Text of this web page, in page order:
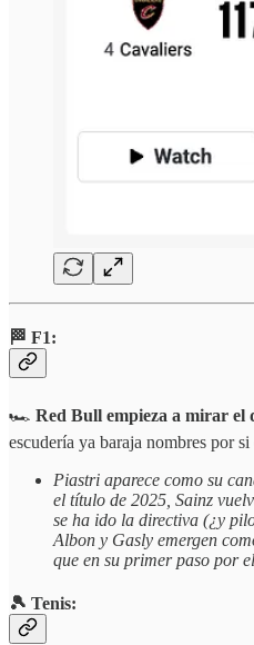
🏁 F1:
🏎️ Red Bull empieza a mirar el
escudería ya baraja nombres por
Piastri aparece como su
el título de 2025, Sainz
se ha ido la directiva (¿y
Albon y Gasly emergen
que en su primer paso por
🎾 Tenis: